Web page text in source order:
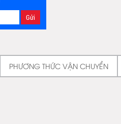
PHƯƠNG THỨC VẬN CHUYỂN